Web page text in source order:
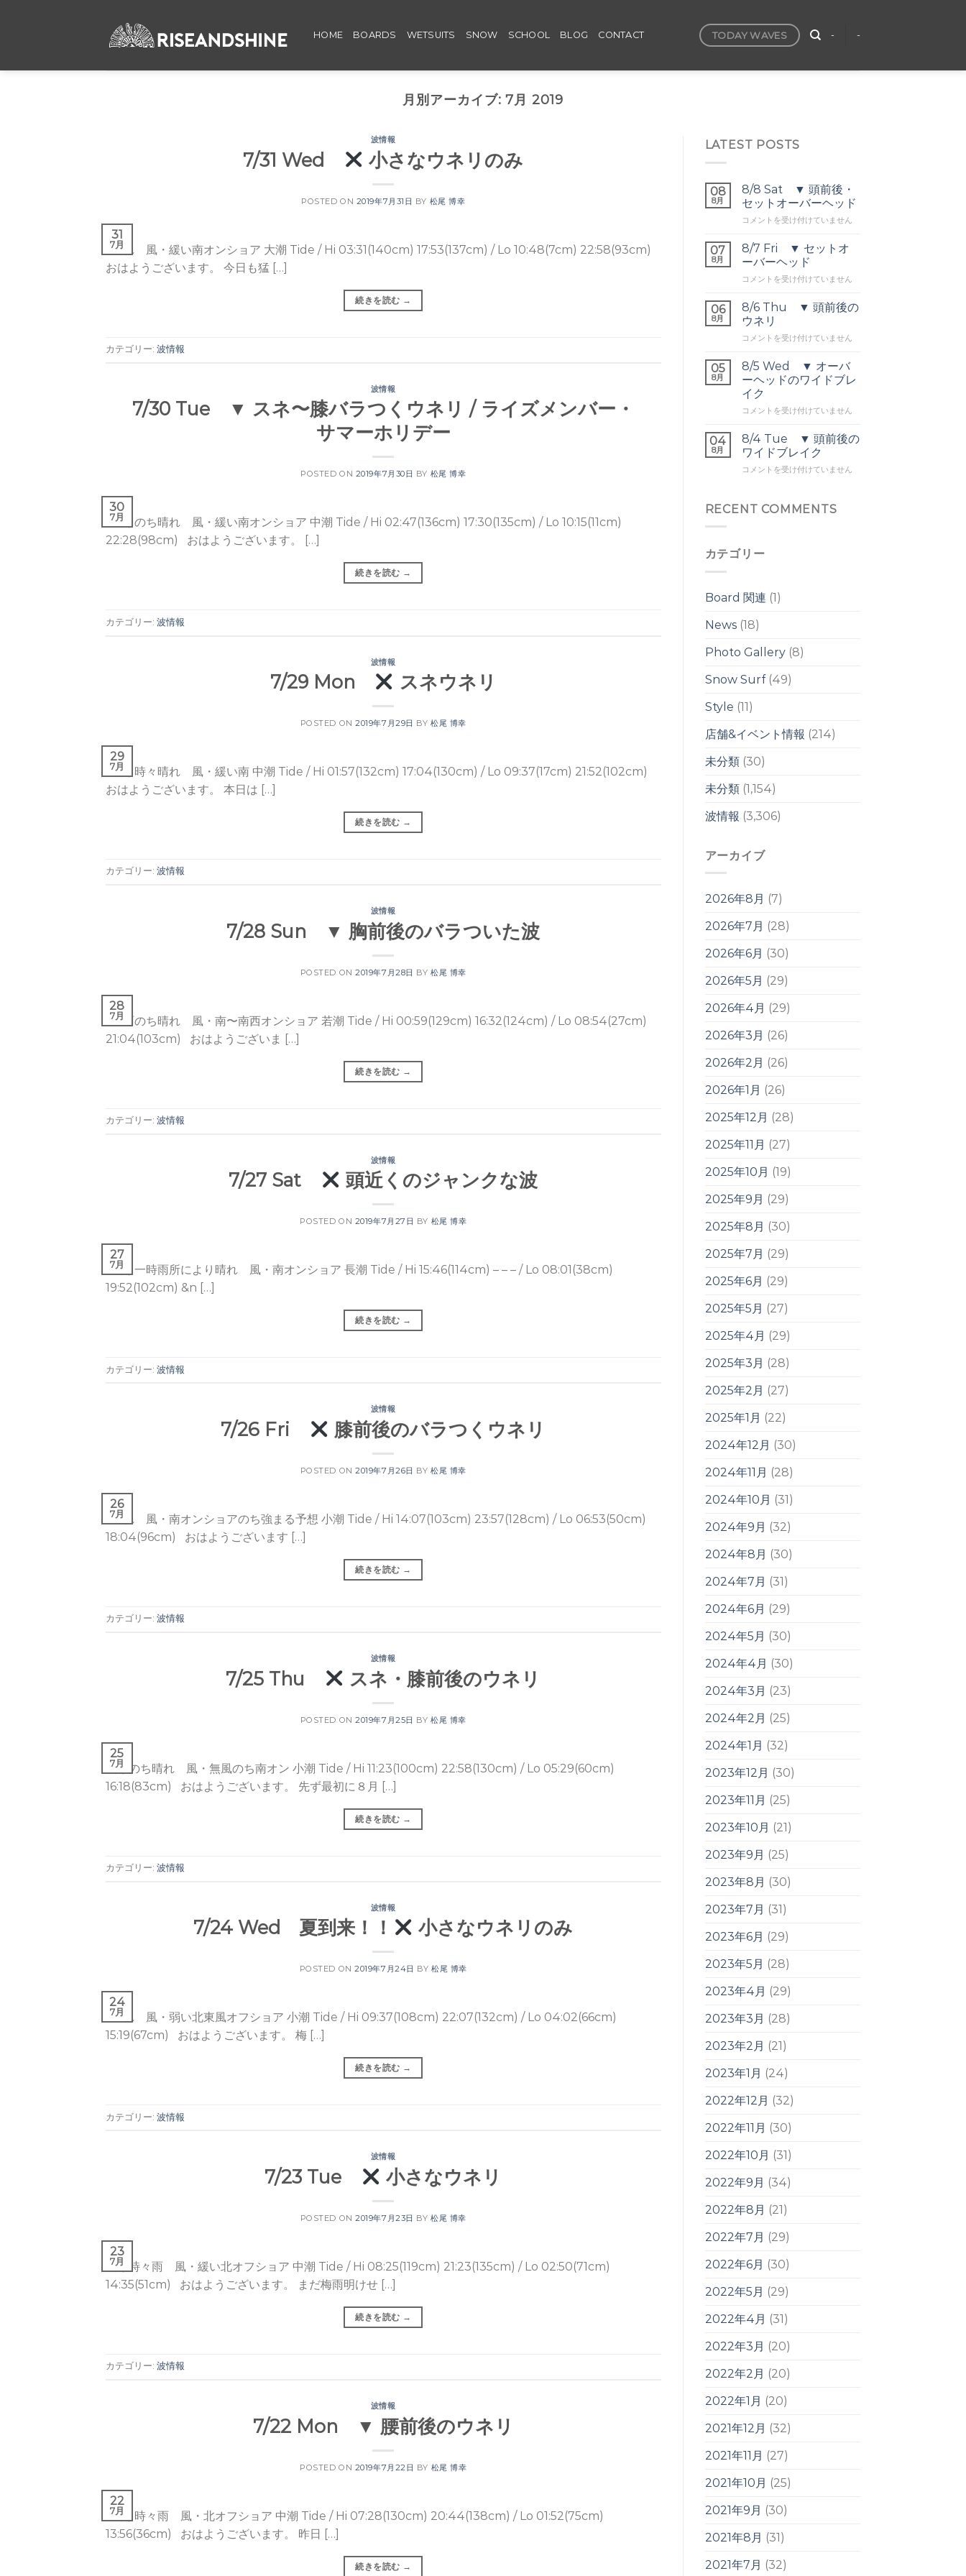
HOME BOARDS WETSUITS SNOW SCHOOL BLOG CONTACT TODAY WAVES - -
月別アーカイブ:7月 2019
波情報
7/31 Wed 小さなウネリのみ
POSTED ON 2019年7月31日 BY 松尾 博幸
31
7月
晴れ 風・緩い南オンショア 大潮 Tide / Hi 03:31(140cm) 17:53(137cm) / Lo 10:48(7cm) 22:58(93cm)
おはようございます。 今日も猛 […]
続きを読む →
カテゴリー: 波情報
波情報
7/30 Tue ▼ スネ〜膝バラつくウネリ / ライズメンバー・
サマーホリデー
POSTED ON 2019年7月30日 BY 松尾 博幸
30
7月
曇りのち晴れ 風・緩い南オンショア 中潮 Tide / Hi 02:47(136cm) 17:30(135cm) / Lo 10:15(11cm)
22:28(98cm) おはようございます。 […]
続きを読む →
カテゴリー: 波情報
波情報
7/29 Mon スネウネリ
POSTED ON2019年7月29日 BY松尾 博幸
29
7月
曇り時々晴れ 風・緩い南 中潮 Tide / Hi 01:57(132cm) 17:04(130cm) / Lo 09:37(17cm) 21:52(102cm)
おはようございます。 本日は […]
続きを読む →
カテゴリー: 波情報
波情報
7/28 Sun ▼ 胸前後のバラついた波
POSTED ON2019年7月28日 BY松尾 博幸
28
7月
小雨のち晴れ 風・南〜南西オンショア 若潮 Tide / Hi 00:59(129cm) 16:32(124cm) / Lo 08:54(27cm)
21:04(103cm) おはようございま […]
続きを読む →
カテゴリー: 波情報
波情報
7/27 Sat 頭近くのジャンクな波
POSTED ON 2019年7月27日 BY 松尾 博幸
27
7月
曇り一時雨所により晴れ 風・南オンショア 長潮 Tide / Hi 15:46(114cm) – – – / Lo 08:01(38cm)
19:52(102cm) &n […]
続きを読む →
カテゴリー: 波情報
波情報
7/26 Fri 膝前後のバラつくウネリ
POSTED ON2019年7月26日 BY松尾 博幸
26
7月
晴れ 風・南オンショアのち強まる予想 小潮 Tide / Hi 14:07(103cm) 23:57(128cm) / Lo 06:53(50cm)
18:04(96cm) おはようございます […]
続きを読む →
カテゴリー: 波情報
波情報
7/25 Thu スネ・膝前後のウネリ
POSTED ON2019年7月25日 BY松尾 博幸
25
7月
曇りのち晴れ 風・無風のち南オン 小潮 Tide / Hi 11:23(100cm) 22:58(130cm) / Lo 05:29(60cm)
16:18(83cm) おはようございます。 先ず最初に８月 […]
続きを読む →
カテゴリー: 波情報
波情報
7/24 Wed 夏到来！！ 小さなウネリのみ
POSTED ON2019年7月24日 BY松尾 博幸
24
7月
晴れ 風・弱い北東風オフショア 小潮 Tide / Hi 09:37(108cm) 22:07(132cm) / Lo 04:02(66cm)
15:19(67cm) おはようございます。 梅 […]
続きを読む →
カテゴリー: 波情報
波情報
7/23 Tue 小さなウネリ
POSTED ON2019年7月23日 BY松尾 博幸
23
7月
曇り時々雨 風・緩い北オフショア 中潮 Tide / Hi 08:25(119cm) 21:23(135cm) / Lo 02:50(71cm)
14:35(51cm) おはようございます。 まだ梅雨明けせ […]
続きを読む →
カテゴリー: 波情報
波情報
7/22 Mon ▼ 腰前後のウネリ
POSTED ON 2019年7月22日 BY 松尾 博幸
22
7月
曇り時々雨 風・北オフショア 中潮 Tide / Hi 07:28(130cm) 20:44(138cm) / Lo 01:52(75cm)
13:56(36cm) おはようございます。 昨日 […]
続きを読む →
LATEST POSTS
08
8月
8/8 Sat ▼ 頭前後・
セットオーバーヘッド
8/8
▼
頭
後・
ッ
ト
オ
ー
ー
ヘ
ッ
ド
は
コメントを受け付けていません
07
8月
8/7 Fri ▼ セットオ
ーバーヘッド
8/7
▼
セ
ッ
ト
ー
ヘ
ッ
は
コメントを受け付けていません
06
8月
8/6 Thu ▼ 頭前後の
ウネリ
8/6
▼
頭
後
の
ネ
リ
は
コメントを受け付けていません
05
8月
8/5 Wed ▼ オーバ
ーヘッドのワイドブレ
イク
8/5
▼
オ
ー
バ
ッ
イ
レ
イ
は
コメントを受け付けていません
04
8月
8/4 Tue ▼ 頭前後の
ワイドブレイク
8/4
頭
ワ
ブ
レ
ク
コメントを受け付けていません
RECENT COMMENTS
カテゴリー
Board 関連 (1)
News(18)
Photo Gallery(8)
Snow Surf(49)
Style (11)
店舗&イベント情報 (214)
未分類(30)
未分類(1,154)
波情報 (3,306)
アーカイブ
2026年8月 (7)
2026年7月 (28)
2026年6月 (30)
2026年5月 (29)
2026年4月 (29)
2026年3月 (26)
2026年2月 (26)
2026年1月 (26)
2025年12月 (28)
2025年11月 (27)
2025年10月 (19)
2025年9月 (29)
2025年8月 (30)
2025年7月 (29)
2025年6月 (29)
2025年5月 (27)
2025年4月 (29)
2025年3月 (28)
2025年2月 (27)
2025年1月 (22)
2024年12月 (30)
2024年11月 (28)
2024年10月 (31)
2024年9月 (32)
2024年8月 (30)
2024年7月 (31)
2024年6月 (29)
2024年5月 (30)
2024年4月 (30)
2024年3月 (23)
2024年2月 (25)
2024年1月 (32)
2023年12月 (30)
2023年11月 (25)
2023年10月 (21)
2023年9月 (25)
2023年8月 (30)
2023年7月 (31)
2023年6月 (29)
2023年5月 (28)
2023年4月 (29)
2023年3月 (28)
2023年2月 (21)
2023年1月 (24)
2022年12月 (32)
2022年11月 (30)
2022年10月 (31)
2022年9月 (34)
2022年8月 (21)
2022年7月 (29)
2022年6月 (30)
2022年5月 (29)
2022年4月 (31)
2022年3月 (20)
2022年2月 (20)
2022年1月 (20)
2021年12月 (32)
2021年11月 (27)
2021年10月 (25)
2021年9月 (30)
2021年8月 (31)
2021年7月 (32)